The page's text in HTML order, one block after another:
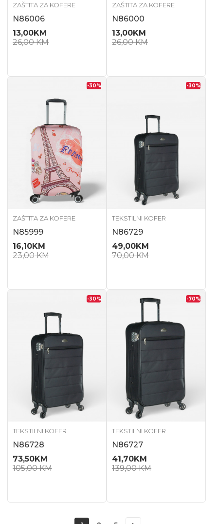
ZAŠTITA ZA KOFERE
N86006
13,00KM
26,00KM
ZAŠTITA ZA KOFERE
N86000
13,00KM
26,00KM
-30%
ZAŠTITA ZA KOFERE
N85999
16,10KM
23,00KM
-30%
TEKSTILNI KOFER
N86729
49,00KM
70,00KM
-30%
TEKSTILNI KOFER
N86728
73,50KM
105,00KM
-70%
TEKSTILNI KOFER
N86727
41,70KM
139,00KM